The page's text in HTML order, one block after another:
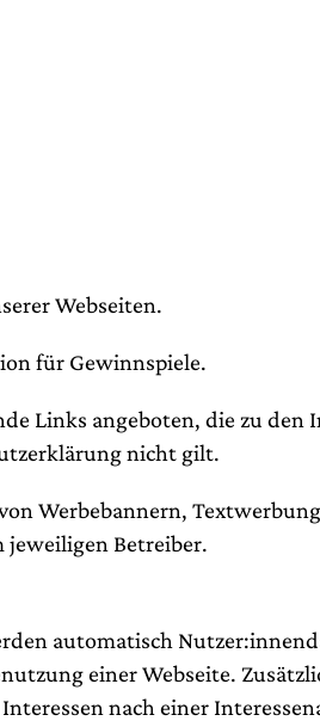
Webseiten.
für Gewinnspiele.
Links angeboten, die zu den
nicht gilt.
Werbebannern,
jeweiligen Betreiber.
automatisch
einer Webseite.
nach einer